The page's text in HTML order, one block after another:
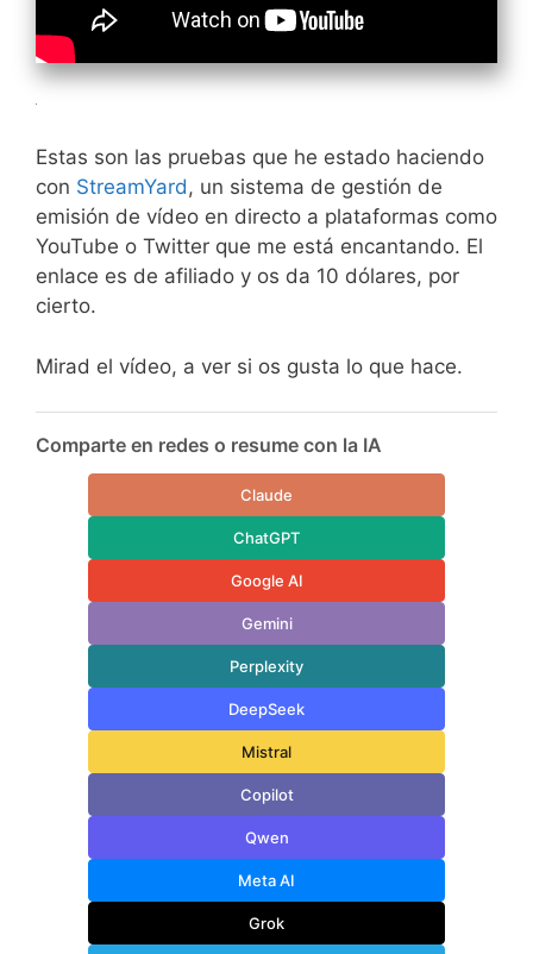
Estas son las pruebas que he estado haciendo
con StreamYard, un sistema de gestión de
emisión de vídeo en directo a plataformas como
YouTube o Twitter que me está encantando. El
enlace es de afiliado y os da 10 dólares, por
cierto.
Mirad el vídeo, a ver si os gusta lo que hace.
Comparte en redes o resume con la IA
Claude
ChatGPT
Google AI
Gemini
Perplexity
DeepSeek
Mistral
Copilot
Qwen
Meta AI
Grok